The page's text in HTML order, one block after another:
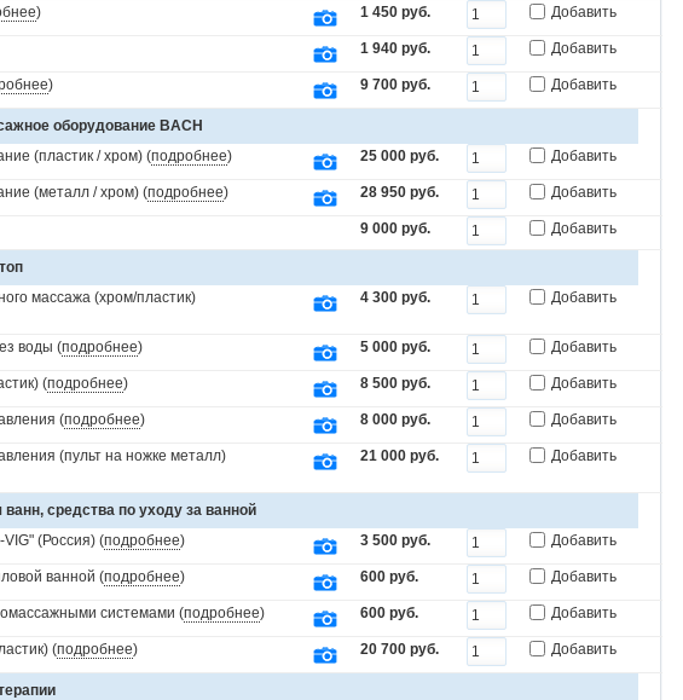
) 1 450 руб. Добавить
1 940 руб. Добавить
) 9 700 руб. Добавить
оборудование BACH
(пластик / хром) (подробнее) 25 000 руб. Добавить
(металл / хром) (подробнее) 28 950 руб. Добавить
9 000 руб. Добавить
массажа (хром/пластик)
4 300 руб. Добавить
воды (подробнее) 5 000 руб. Добавить
(подробнее) 8 500 руб. Добавить
(подробнее) 8 000 руб. Добавить
(пульт на ножке металл)
21 000 руб. Добавить
средства по уходу за ванной
(Россия) (подробнее) 3 500 руб. Добавить
ванной (подробнее) 600 руб. Добавить
системами (подробнее) 600 руб. Добавить
(подробнее) 20 700 руб. Добавить